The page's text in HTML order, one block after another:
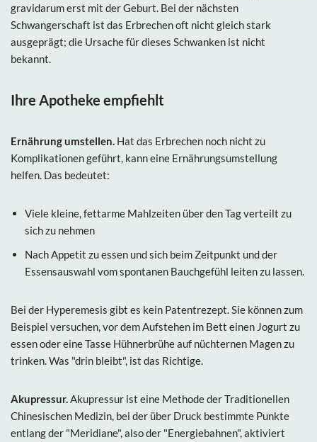
gravidarum erst mit der Geburt. Bei der nächsten
Schwangerschaft ist das Erbrechen oft nicht gleich stark
ausgeprägt; die Ursache für dieses Schwanken ist nicht
bekannt.
Ihre Apotheke empfiehlt
Ernährung umstellen. Hat das Erbrechen noch nicht zu
Komplikationen geführt, kann eine Ernährungsumstellung
helfen. Das bedeutet:
Viele kleine, fettarme Mahlzeiten über den Tag verteilt zu
sich zu nehmen
Nach Appetit zu essen und sich beim Zeitpunkt und der
Essensauswahl vom spontanen Bauchgefühl leiten zu lassen.
Bei der Hyperemesis gibt es kein Patentrezept. Sie können zum
Beispiel versuchen, vor dem Aufstehen im Bett einen Jogurt zu
essen oder eine Tasse Hühnerbrühe auf nüchternen Magen zu
trinken. Was "drin bleibt", ist das Richtige.
Akupressur. Akupressur ist eine Methode der Traditionellen
Chinesischen Medizin, bei der über Druck bestimmte Punkte
entlang der "Meridiane", also der "Energiebahnen", aktiviert